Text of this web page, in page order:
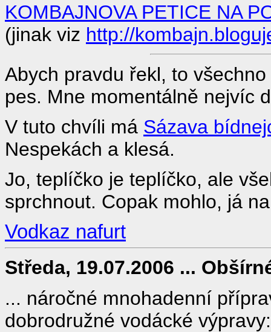
KOMBAJNOVA PETICE NA
(jinak viz http://
Abych pravdu řekl, to
pes. Mne momentálně nejvíc
V tuto chvíli má Sázava
Nespekách a klesá.
Jo, teplíčko je teplíčko, ale
sprchnout. Copak mohlo, já
Vodkaz nafurt
Středa, 19.07.2006 ...
... náročné mnohadenní
dobrodružné vodácké výpravy: